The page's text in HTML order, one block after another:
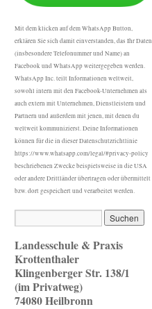
Mit dem klicken auf dem WhatsApp Button,
erklären Sie sich damit einverstanden, das Ihr Daten
(insbesondere Telefonummer und Name) an
Facebook und WhatsApp weitergegeben werden.
WhatsApp Inc. teilt Informationen weltweit,
sowohl intern mit den Facebook-Unternehmen als
auch extern mit Unternehmen, Dienstleistern und
Partnern und außerdem mit jenen, mit denen du
weltweit kommunizierst. Deine Informationen
können für die in dieser Datenschutzrichtlinie
https://www.whatsapp.com/legal/#privacy-policy
beschriebenen Zwecke beispielsweise in die USA
oder andere Drittländer übertragen oder übermittelt
bzw. dort gespeichert und verarbeitet werden.
Landesschule & Praxis
Krottenthaler
Klingenberger Str. 138/1
(im Privatweg)
74080 Heilbronn